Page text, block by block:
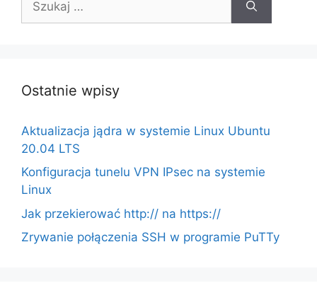
Ostatnie wpisy
Aktualizacja jądra w systemie Linux Ubuntu
20.04 LTS
Konfiguracja tunelu VPN IPsec na systemie
Linux
Jak przekierować http:// na https://
Zrywanie połączenia SSH w programie PuTTy